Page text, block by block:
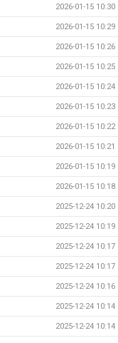
2026-01-15 10:30
2026-01-15 10:29
2026-01-15 10:26
2026-01-15 10:25
2026-01-15 10:24
2026-01-15 10:23
2026-01-15 10:22
2026-01-15 10:21
2026-01-15 10:19
2026-01-15 10:18
2025-12-24 10:20
2025-12-24 10:19
2025-12-24 10:17
2025-12-24 10:17
2025-12-24 10:16
2025-12-24 10:14
2025-12-24 10:14